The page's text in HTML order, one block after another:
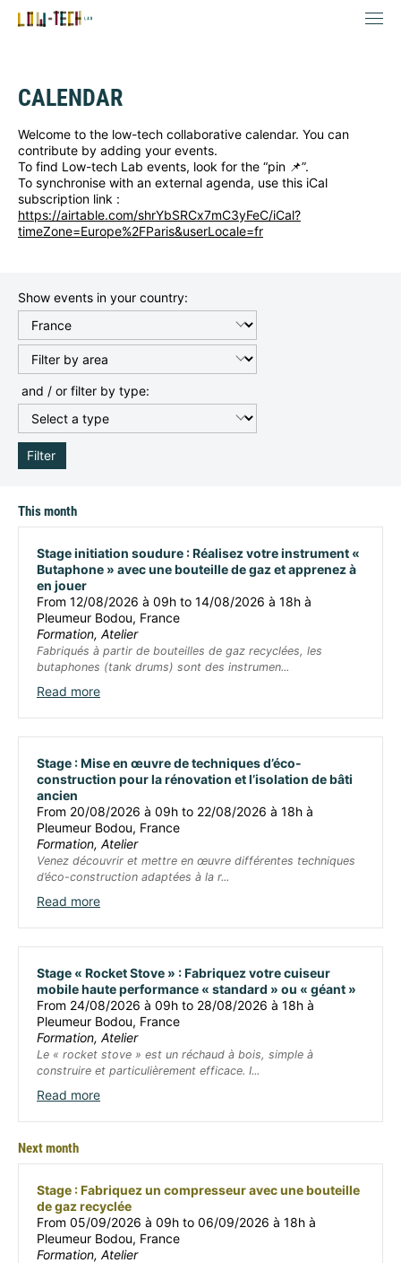
CALENDAR
Welcome to the low-tech collaborative calendar. You can
contribute by adding your events.
To find Low-tech Lab events, look for the “pin 📌”.
To synchronise with an external agenda, use this iCal
subscription link :
https://airtable.com/shrYbSRCx7mC3yFeC/iCal?
timeZone=Europe%2FParis&userLocale=fr
Show events in your country:
and / or filter by type:
Filter
This month
Stage initiation soudure : Réalisez votre instrument «
Butaphone » avec une bouteille de gaz et apprenez à
en jouer
From 12/08/2026 à 09h to 14/08/2026 à 18h à
Pleumeur Bodou, France
Formation, Atelier
Fabriqués à partir de bouteilles de gaz recyclées, les
butaphones (tank drums) sont des instrumen...
Read more
Stage : Mise en œuvre de techniques d’éco-
construction pour la rénovation et l’isolation de bâti
ancien
From 20/08/2026 à 09h to 22/08/2026 à 18h à
Pleumeur Bodou, France
Formation, Atelier
Venez découvrir et mettre en œuvre différentes techniques
d’éco-construction adaptées à la r...
Read more
Stage « Rocket Stove » : Fabriquez votre cuiseur
mobile haute performance « standard » ou « géant »
From 24/08/2026 à 09h to 28/08/2026 à 18h à
Pleumeur Bodou, France
Formation, Atelier
Le « rocket stove » est un réchaud à bois, simple à
construire et particulièrement efficace. I...
Read more
Next month
Stage : Fabriquez un compresseur avec une bouteille
de gaz recyclée
From 05/09/2026 à 09h to 06/09/2026 à 18h à
Pleumeur Bodou, France
Formation, Atelier